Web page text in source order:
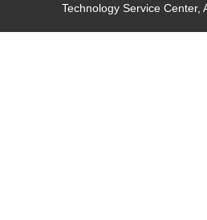
Technology Service Center,